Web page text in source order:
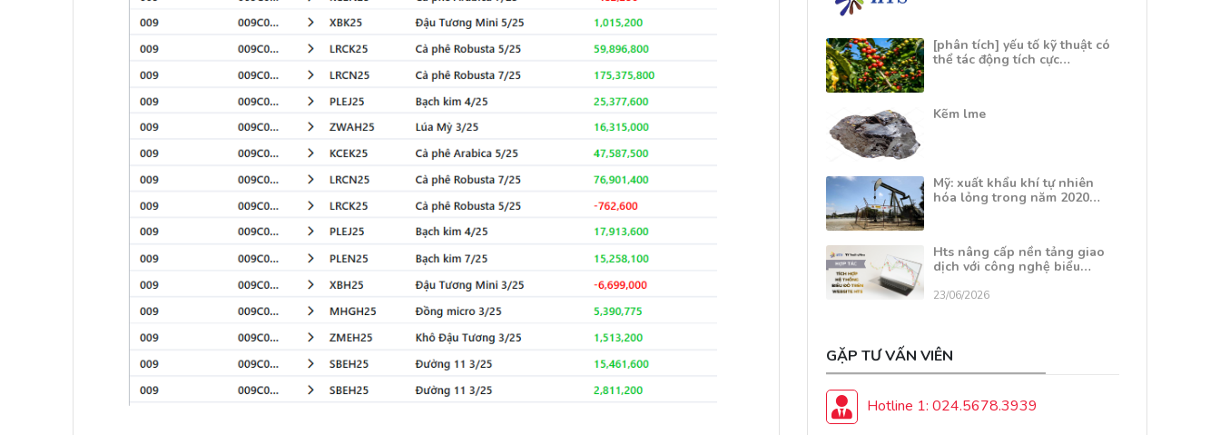
[phân tích] yếu tố kỹ thuật có
thể tác động tích cực…
Kẽm lme
Mỹ: xuất khẩu khí tự nhiên
hóa lỏng trong năm 2020…
Hts nâng cấp nền tảng giao
dịch với công nghệ biểu…
23/06/2026
GẶP TƯ VẤN VIÊN
Hotline 1: 024.5678.3939